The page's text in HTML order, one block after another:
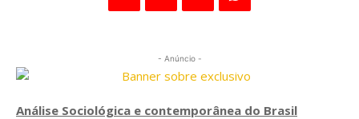
- Anúncio -
Análise Sociológica e contemporânea do Brasil